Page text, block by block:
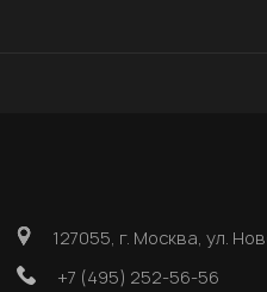
127055, г. Москва, ул.
+7 (495) 252-56-56